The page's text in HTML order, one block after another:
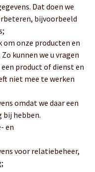
Dat doen we
bijvoorbeeld
om onze producten en
kunnen we u vragen
product of dienst en
niet mee te werken
omdat we daar een
bij hebben.
en
voor relatiebeheer,